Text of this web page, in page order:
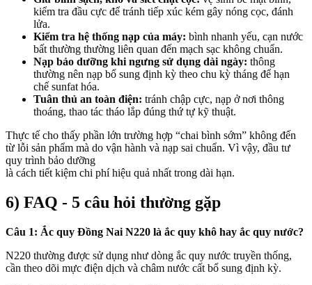
kiểm tra đầu cực để tránh tiếp xúc kém gây nóng cọc, đánh
lửa.
Kiểm tra hệ thống nạp của máy: bình nhanh yếu, cạn nước
bất thường thường liên quan đến mạch sạc không chuẩn.
Nạp bảo dưỡng khi ngưng sử dụng dài ngày: thông
thường nên nạp bổ sung định kỳ theo chu kỳ tháng để hạn
chế sunfat hóa.
Tuân thủ an toàn điện: tránh chập cực, nạp ở nơi thông
thoáng, thao tác tháo lắp đúng thứ tự kỹ thuật.
Thực tế cho thấy phần lớn trường hợp “chai bình sớm” không đến
từ lỗi sản phẩm mà do vận hành và nạp sai chuẩn. Vì vậy, đầu tư
quy trình bảo dưỡng
là cách tiết kiệm chi phí hiệu quả nhất trong dài hạn.
6) FAQ - 5 câu hỏi thường gặp
Câu 1: Ắc quy Đồng Nai N220 là ắc quy khô hay ắc quy nước?
N220 thường được sử dụng như dòng ắc quy nước truyền thống,
cần theo dõi mực điện dịch và châm nước cất bổ sung định kỳ.